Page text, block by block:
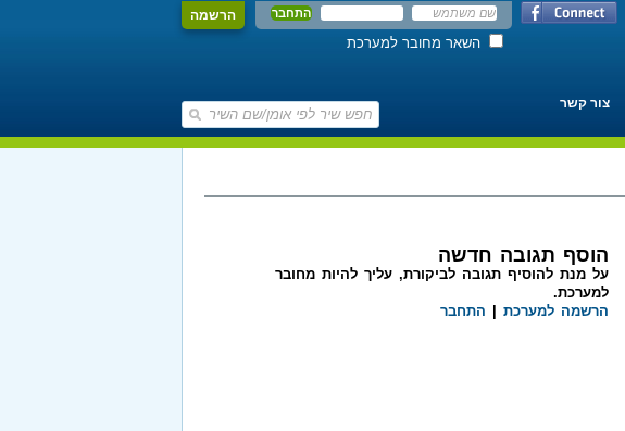
הרשמה
השאר מחובר למערכת
צור קשר
הוסף תגובה חדשה
על מנת להוסיף תגובה לביקורת, עליך להיות מחובר
למערכת.
הרשמה למערכת
התחבר